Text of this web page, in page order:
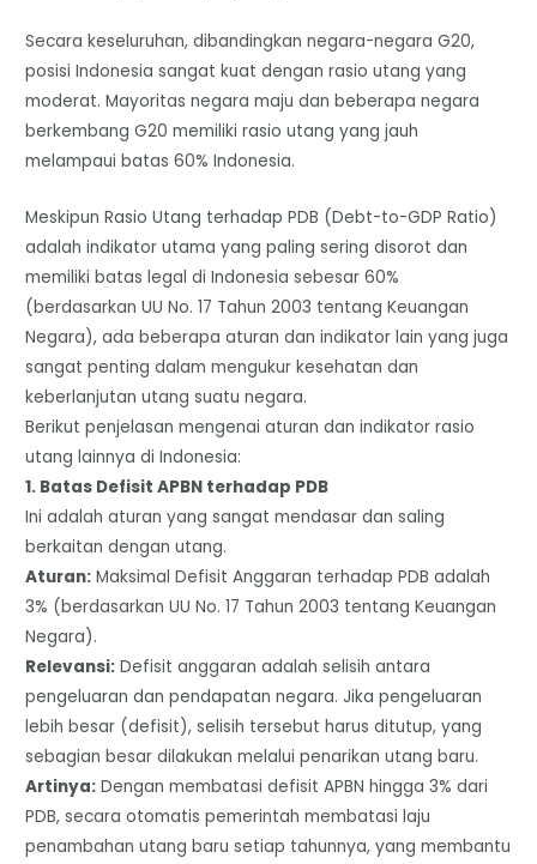
Secara keseluruhan, dibandingkan negara-negara G20,
posisi Indonesia sangat kuat dengan rasio utang yang
moderat. Mayoritas negara maju dan beberapa negara
berkembang G20 memiliki rasio utang yang jauh
melampaui batas 60% Indonesia.
Meskipun Rasio Utang terhadap PDB (Debt-to-GDP Ratio)
adalah indikator utama yang paling sering disorot dan
memiliki batas legal di Indonesia sebesar 60%
(berdasarkan UU No. 17 Tahun 2003 tentang Keuangan
Negara), ada beberapa aturan dan indikator lain yang juga
sangat penting dalam mengukur kesehatan dan
keberlanjutan utang suatu negara.
​Berikut penjelasan mengenai aturan dan indikator rasio
utang lainnya di Indonesia:
​1. Batas Defisit APBN terhadap PDB
​Ini adalah aturan yang sangat mendasar dan saling
berkaitan dengan utang.
​Aturan: Maksimal Defisit Anggaran terhadap PDB adalah
3% (berdasarkan UU No. 17 Tahun 2003 tentang Keuangan
Negara).
​Relevansi: Defisit anggaran adalah selisih antara
pengeluaran dan pendapatan negara. Jika pengeluaran
lebih besar (defisit), selisih tersebut harus ditutup, yang
sebagian besar dilakukan melalui penarikan utang baru.
​Artinya: Dengan membatasi defisit APBN hingga 3% dari
PDB, secara otomatis pemerintah membatasi laju
penambahan utang baru setiap tahunnya, yang membantu